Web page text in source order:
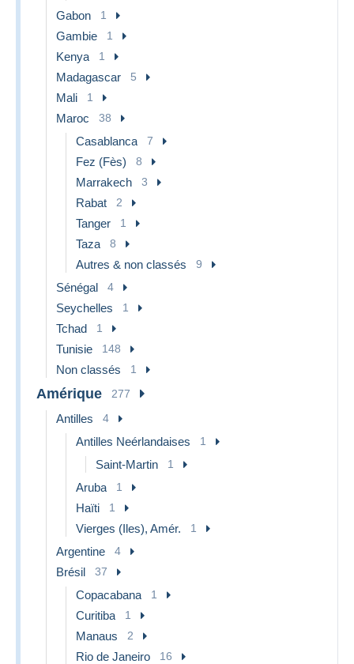
Gabon 1
Gambie 1
Kenya 1
Madagascar 5
Mali 1
Maroc 38
Casablanca 7
Fez (Fès) 8
Marrakech 3
Rabat 2
Tanger 1
Taza 8
Autres & non classés 9
Sénégal 4
Seychelles 1
Tchad 1
Tunisie 148
Non classés 1
Amérique 277
Antilles 4
Antilles Neérlandaises 1
Saint-Martin 1
Aruba 1
Haïti 1
Vierges (Iles), Amér. 1
Argentine 4
Brésil 37
Copacabana 1
Curitiba 1
Manaus 2
Rio de Janeiro 16